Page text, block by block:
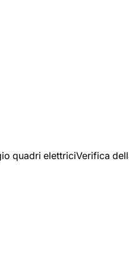
quadri elettriciVerifica